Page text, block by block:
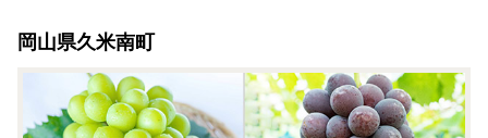
岡山県久米南町